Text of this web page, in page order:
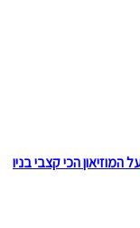
המוזיאון הכי קצבי בניו